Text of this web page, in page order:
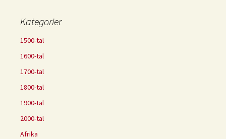
Kategorier
1500-tal
1600-tal
1700-tal
1800-tal
1900-tal
2000-tal
Afrika